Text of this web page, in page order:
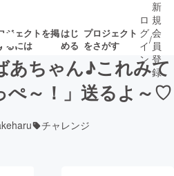
ジェクトを掲
るには
はじ
める
プロジェクト
をさがす
ロジェクト
ロ
グ
イ
ン
/
新
規
会
員
登
録
あちゃん♪これみて
ぺ～！」送るよ～♡
チャレンジ